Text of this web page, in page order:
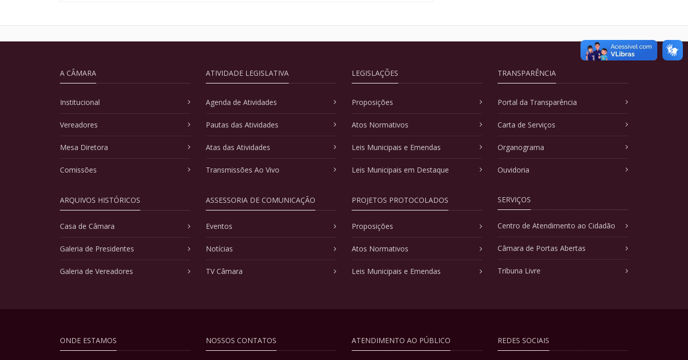
A CÂMARA
Institucional
Vereadores
Mesa Diretora
Comissões
ARQUIVOS HISTÓRICOS
Casa de Câmara
Galeria de Presidentes
Galeria de Vereadores
ATIVIDADE LEGISLATIVA
Agenda de Atividades
Pautas das Atividades
Atas das Atividades
Transmissões Ao Vivo
ASSESSORIA DE COMUNICAÇÃO
Eventos
Notícias
TV Câmara
LEGISLAÇÕES
Proposições
Atos Normativos
Leis Municipais e Emendas
Leis Municipais em Destaque
PROJETOS PROTOCOLADOS
Proposições
Atos Normativos
Leis Municipais e Emendas
TRANSPARÊNCIA
Portal da Transparência
Carta de Serviços
Organograma
Ouvidoria
SERVIÇOS
Centro de Atendimento ao Cidadão
Câmara de Portas Abertas
Tribuna Livre
ONDE ESTAMOS NOSSOS CONTATOS ATENDIMENTO AO PÚBLICO REDES SOCIAIS